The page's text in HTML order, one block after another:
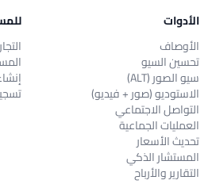
الأدوات
الأوصاف
تحسين السيو
سيو الصور (ALT)
الاستوديو (صور + فيديو)
التواصل الاجتماعي
العمليات الجماعية
تحديث الأسعار
المستشار الذكي
التقارير والأرباح
التجار